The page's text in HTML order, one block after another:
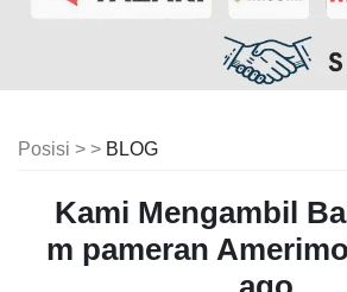
Posisi > > BLOG
Kami Mengambil
m pameran